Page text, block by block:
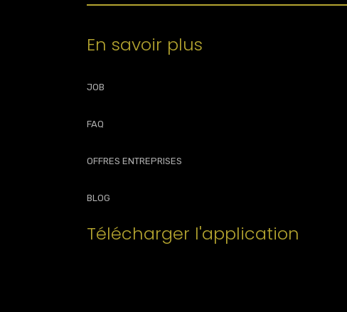
En savoir plus
JOB
FAQ
OFFRES ENTREPRISES
BLOG
Télécharger l'application